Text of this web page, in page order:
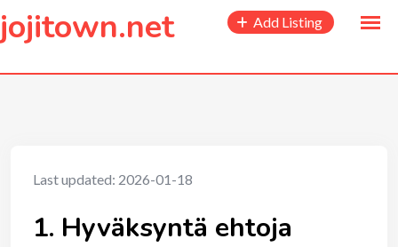
content
jojitown.net Add Listing
Last updated: 2026-01-18
1. Hyväksyntä ehtoja